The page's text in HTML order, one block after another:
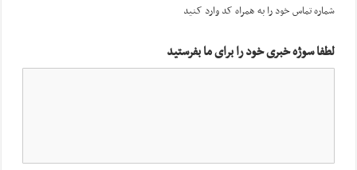
شماره تماس خود را به همراه کد وارد کنید
لطفا سوژه خبری خود را برای ما بفرستید